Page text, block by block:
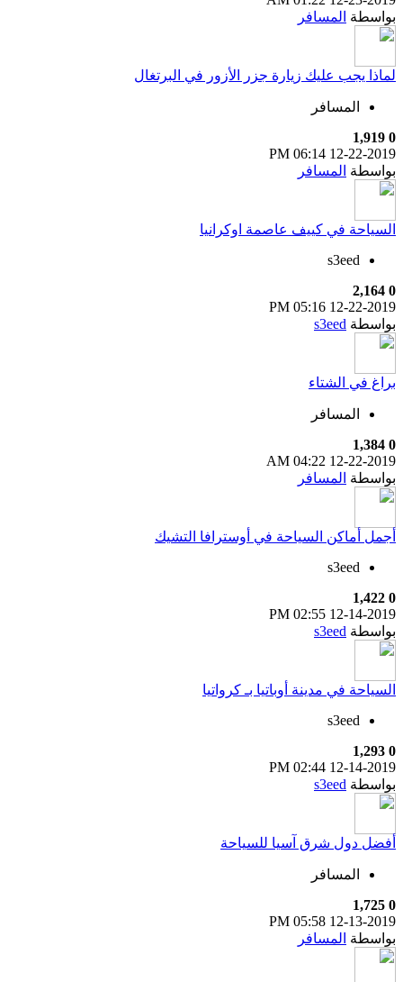
بواسطة المسافر
لماذا يجب عليك زيارة جزر الأزور في البرتغال
المسافر
0
1,919
12-22-2019
06:14 PM
بواسطة المسافر
السياحة في كييف عاصمة اوكرانيا
s3eed
0
2,164
12-22-2019
05:16 PM
بواسطة s3eed
براغ في الشتاء
المسافر
0
1,384
12-22-2019
04:22 AM
بواسطة المسافر
أجمل أماكن السياحة في أوسترافا التشيك
s3eed
0
1,422
12-14-2019
02:55 PM
بواسطة s3eed
السياحة في مدينة أوباتيا بـ كرواتيا
s3eed
0
1,293
12-14-2019
02:44 PM
بواسطة s3eed
أفضل دول شرق آسيا للسياحة
المسافر
0
1,725
12-13-2019
05:58 PM
بواسطة المسافر